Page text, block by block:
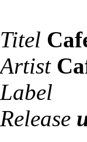
Titel
Artist
Label
Release